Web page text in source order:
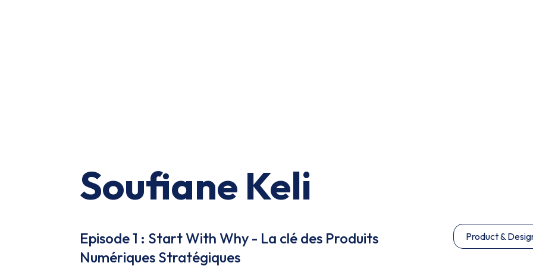
Soufiane Keli
Episode 1 : Start With Why - La clé des Produits
Numériques Stratégiques
Product &